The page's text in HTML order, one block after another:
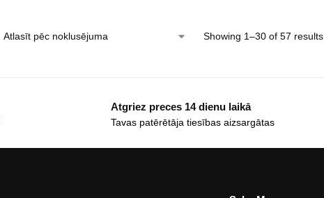
Showing 1–30 of 57 results
Atgriez preces 14 dienu laikā
Tavas patērētāja tiesības aizsargātas